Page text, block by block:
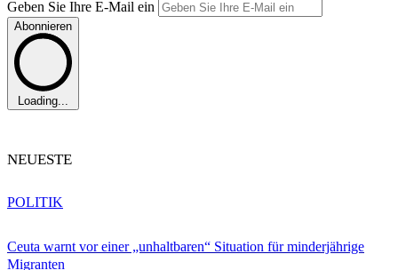
Geben Sie Ihre E-Mail ein
Abonnieren
Loading...
NEUESTE
Ceuta warnt vor einer „unhaltbaren“ Situation für minderjährige
Migranten
POLITIK